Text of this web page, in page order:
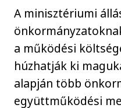
A minisztériumi
a működési
húzhatják ki
alapján több
együttműködési